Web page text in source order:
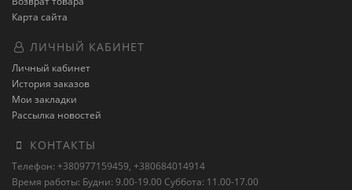
Карта сайта
ЛИЧНЫЙ КАБИНЕТ
Личный кабинет
История заказов
Мои закладки
Рассылка новостей
КОНТАКТЫ
Телефон: +380977159459, +380684014914
Время работы: Будни: 9.00-19.00 Суббота: 11.00-17.00